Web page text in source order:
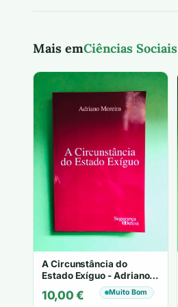
Mais emCiências Sociais
A Circunstância do
Estado Exíguo - Adriano
10,00€ Muito Bom